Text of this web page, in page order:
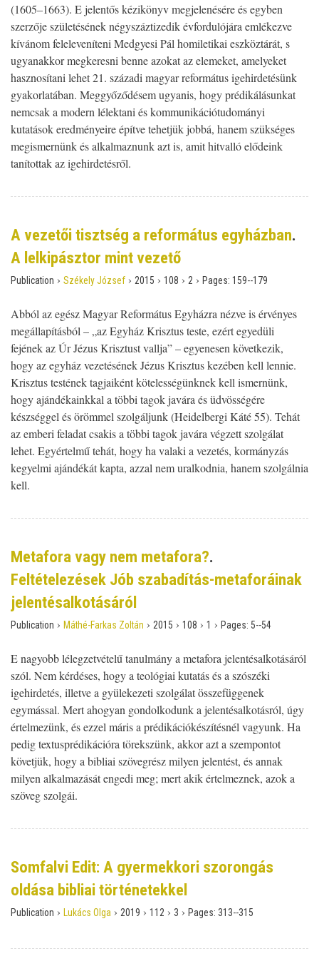
(1605–1663). E jelentős kézikönyv megjelenésére és egyben
szerzője születésének négyszáztizedik évfordulójára emlékezve
kívánom feleleveníteni Medgyesi Pál homiletikai eszköztárát, s
ugyanakkor megkeresni benne azokat az elemeket, amelyeket
hasznosítani lehet 21. századi magyar református igehirdetésünk
gyakorlatában. Meggyőződésem ugyanis, hogy prédikálásunkat
nemcsak a modern lélektani és kommunikációtudományi
kutatások eredményeire építve tehetjük jobbá, hanem szükséges
megismernünk és alkalmaznunk azt is, amit hitvalló elődeink
tanítottak az igehirdetésről.
A vezetői tisztség a református egyházban.
A lelkipásztor mint vezető
Publication › Székely József › 2015 › 108 › 2 › Pages: 159--179
Abból az egész Magyar Református Egyházra nézve is érvényes
megállapításból – „az Egyház Krisztus teste, ezért egyedüli
fejének az Úr Jézus Krisztust vallja” – egyenesen következik,
hogy az egyház vezetésének Jézus Krisztus kezében kell lennie.
Krisztus testének tagjaiként kötelességünknek kell ismernünk,
hogy ajándékainkkal a többi tagok javára és üdvösségére
készséggel és örömmel szolgáljunk (Heidelbergi Káté 55). Tehát
az emberi feladat csakis a többi tagok javára végzett szolgálat
lehet. Egyértelmű tehát, hogy ha valaki a vezetés, kormányzás
kegyelmi ajándékát kapta, azzal nem uralkodnia, hanem szolgálnia
kell.
Metafora vagy nem metafora?.
Feltételezések Jób szabadítás-metaforáinak
jelentésalkotásáról
Publication › Máthé-Farkas Zoltán › 2015 › 108 › 1 › Pages: 5--54
E nagyobb lélegzetvételű tanulmány a metafora jelentésalkotásáról
szól. Nem kérdéses, hogy a teológiai kutatás és a szószéki
igehirdetés, illetve a gyülekezeti szolgálat összefüggenek
egymással. Mert ahogyan gondolkodunk a jelentésalkotásról, úgy
értelmezünk, és ezzel máris a prédikációkészítésnél vagyunk. Ha
pedig textusprédikációra törekszünk, akkor azt a szempontot
követjük, hogy a bibliai szövegrész milyen jelentést, és annak
milyen alkalmazását engedi meg; mert akik értelmeznek, azok a
szöveg szolgái.
Somfalvi Edit: A gyermekkori szorongás
oldása bibliai történetekkel
Publication › Lukács Olga › 2019 › 112 › 3 › Pages: 313--315